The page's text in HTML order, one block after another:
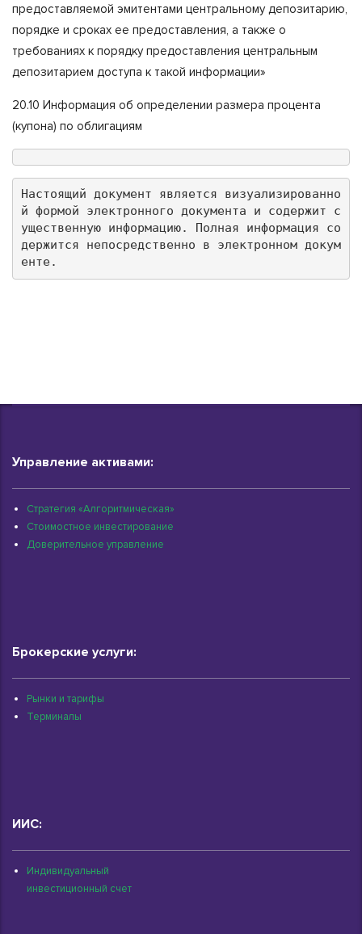
предоставляемой эмитентами центральному депозитарию,
порядке и сроках ее предоставления, а также о
требованиях к порядку предоставления центральным
депозитарием доступа к такой информации»
20.10 Информация об определении размера процента
(купона) по облигациям
Настоящий документ является визуализированно
й формой электронного документа и содержит с
ущественную информацию. Полная информация со
держится непосредственно в электронном докум
енте.
Управление активами:
Стратегия «Алгоритмическая»
Стоимостное инвестирование
Доверительное управление
Брокерские услуги:
Рынки и тарифы
Терминалы
ИИС:
Индивидуальный
инвестиционный счет